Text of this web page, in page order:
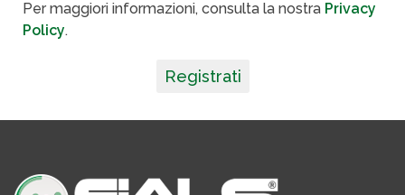
Per maggiori informazioni, consulta la nostra Privacy
Policy.
Registrati